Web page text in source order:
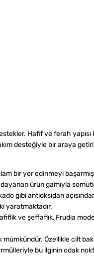
Hafif ve ferah
desteğiyle bir araya
bir yer edinmeyi
ürün gamıyla
gibi antioksidan
yaratmaktadır.
ve şeffaflık, Frudia
Özellikle cilt
bu ilginin odak